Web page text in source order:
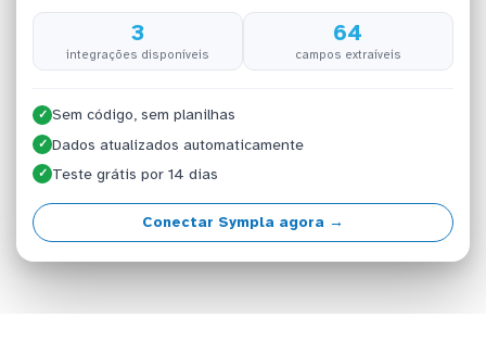
3
integrações disponíveis
64
campos extraíveis
✓ Sem código, sem planilhas
✓ Dados atualizados automaticamente
✓ Teste grátis por 14 dias
Conectar Sympla agora →